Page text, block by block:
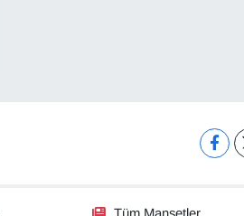
Tüm Manşetler